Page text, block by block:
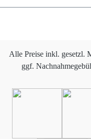
Alle Preise inkl. gesetzl.
ggf.